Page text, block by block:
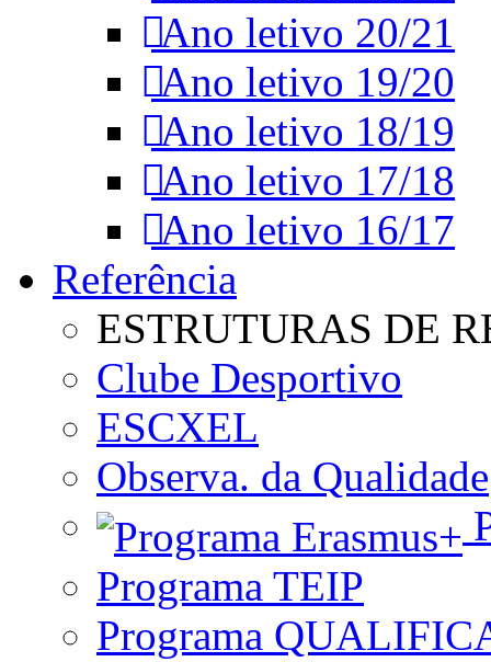
Ano letivo 20/21
Ano letivo 19/20
Ano letivo 18/19
Ano letivo 17/18
Ano letivo 16/17
Referência
ESTRUTURAS DE
Clube Desportivo
ESCXEL
Observa. da Qualidade
Programa TEIP
Programa